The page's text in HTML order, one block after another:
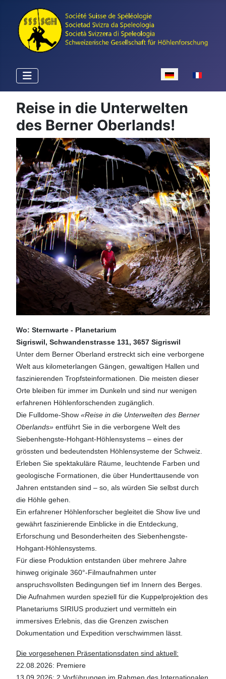
Sprache
Reise in die Unterwelten
des Berner Oberlands!
Wo: Sternwarte - Planetarium
Sigriswil, Schwandenstrasse 131, 3657 Sigriswil
Unter dem Berner Oberland erstreckt sich eine verborgene
Welt aus kilometerlangen Gängen, gewaltigen Hallen und
faszinierenden Tropfsteinformationen. Die meisten dieser
Orte bleiben für immer im Dunkeln und sind nur wenigen
erfahrenen Höhlenforschenden zugänglich.
Die Fulldome-Show «Reise in die Unterwelten des Berner
Oberlands» entführt Sie in die verborgene Welt des
Siebenhengste-Hohgant-Höhlensystems – eines der
grössten und bedeutendsten Höhlensysteme der Schweiz.
Erleben Sie spektakuläre Räume, leuchtende Farben und
geologische Formationen, die über Hunderttausende von
Jahren entstanden sind – so, als würden Sie selbst durch
die Höhle gehen.
Ein erfahrener Höhlenforscher begleitet die Show live und
gewährt faszinierende Einblicke in die Entdeckung,
Erforschung und Besonderheiten des Siebenhengste-
Hohgant-Höhlensystems.
Für diese Produktion entstanden über mehrere Jahre
hinweg originale 360°-Filmaufnahmen unter
anspruchsvollsten Bedingungen tief im Innern des Berges.
Die Aufnahmen wurden speziell für die Kuppelprojektion des
Planetariums SIRIUS produziert und vermitteln ein
immersives Erlebnis, das die Grenzen zwischen
Dokumentation und Expedition verschwimmen lässt.
Die vorgesehenen Präsentationsdaten sind aktuell:
22.08.2026: Premiere
13.09.2026: 2 Vorführungen im Rahmen des Internationalen